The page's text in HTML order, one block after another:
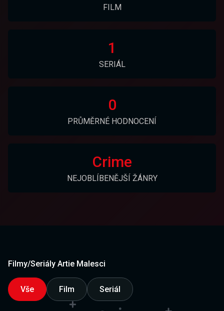
FILM
1
SERIÁL
0
PRŮMĚRNÉ HODNOCENÍ
Crime
NEJOBLÍBENĚJŠÍ ŽÁNRY
Filmy/Seriály Artie Malesci
Vše Film Seriál